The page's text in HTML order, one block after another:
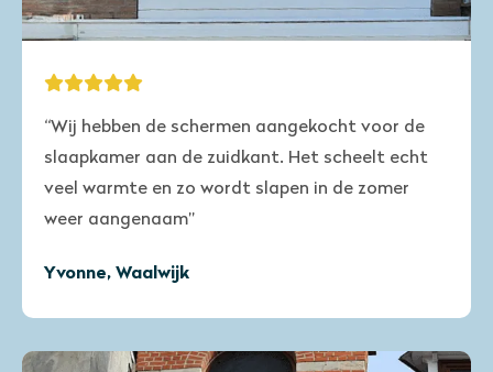
“Wij hebben de schermen aangekocht voor de
slaapkamer aan de zuidkant. Het scheelt echt
veel warmte en zo wordt slapen in de zomer
weer aangenaam”
Yvonne, Waalwijk